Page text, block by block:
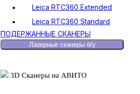
Leica RTC360 Extended
Leica RTC360 Standard
ПОДЕРЖАННЫЕ СКАНЕРЫ
Лазерные сканеры б/у
3D Сканеры на АВИТО